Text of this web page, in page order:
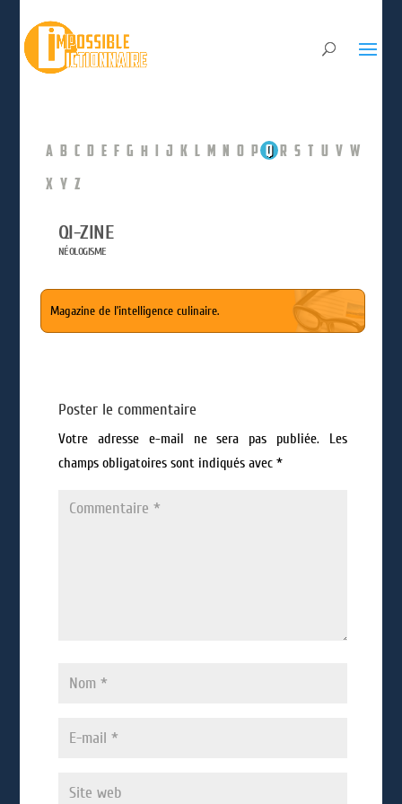
A B C D E F G H I J K L M N O P Q R S T U V W
X Y Z
QI-ZINE
NÉOLOGISME
Magazine de l’intelligence culinaire.
Poster le commentaire
Votre adresse e-mail ne sera pas publiée.
Les
champs obligatoires sont indiqués avec *